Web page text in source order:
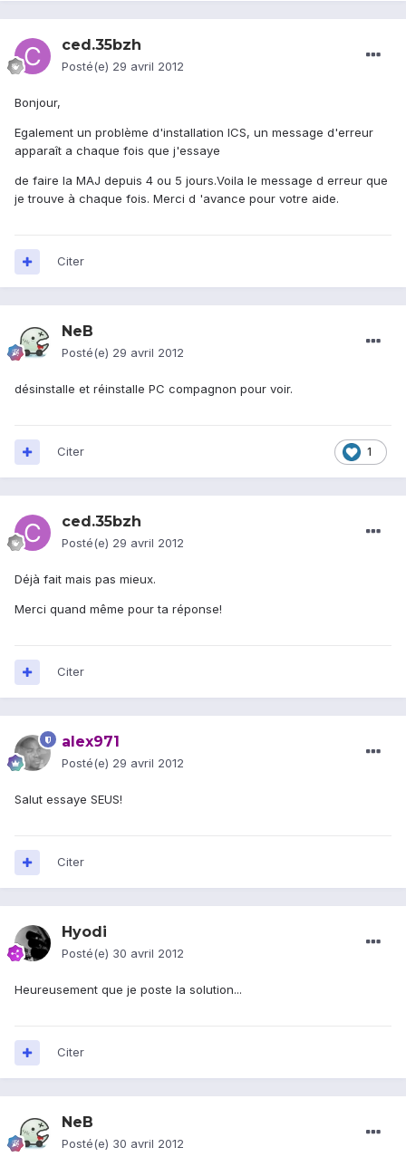
ced.35bzh
Posté(e) 29 avril 2012
Bonjour,
Egalement un problème d'installation ICS, un message d'erreur
apparaît a chaque fois que j'essaye
de faire la MAJ depuis 4 ou 5 jours.Voila le message d erreur que
je trouve à chaque fois. Merci d 'avance pour votre aide.
Citer
NeB
Posté(e) 29 avril 2012
désinstalle et réinstalle PC compagnon pour voir.
1
Citer
ced.35bzh
Posté(e) 29 avril 2012
Déjà fait mais pas mieux.
Merci quand même pour ta réponse!
Citer
alex971
Posté(e) 29 avril 2012
Salut essaye SEUS!
Citer
Hyodi
Posté(e) 30 avril 2012
Heureusement que je poste la solution...
Citer
NeB
Posté(e) 30 avril 2012